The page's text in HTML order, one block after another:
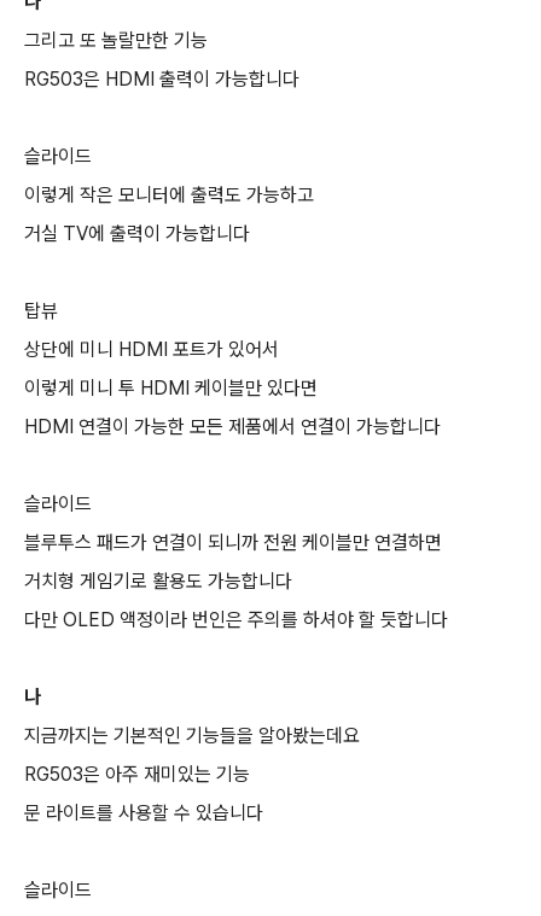
그리고 또 놀랄만한 기능
RG503은 HDMI 출력이 가능합니다
슬라이드
이렇게 작은 모니터에 출력도 가능하고
거실 TV에 출력이 가능합니다
탑뷰
상단에 미니 HDMI 포트가 있어서
이렇게 미니 투 HDMI 케이블만 있다면
HDMI 연결이 가능한 모든 제품에서 연결이 가능합니다
슬라이드
블루투스 패드가 연결이 되니까 전원 케이블만 연결하면
거치형 게임기로 활용도 가능합니다
다만 OLED 액정이라 번인은 주의를 하셔야 할 듯합니다
나
지금까지는 기본적인 기능들을 알아봤는데요
RG503은 아주 재미있는 기능
문 라이트를 사용할 수 있습니다
슬라이드